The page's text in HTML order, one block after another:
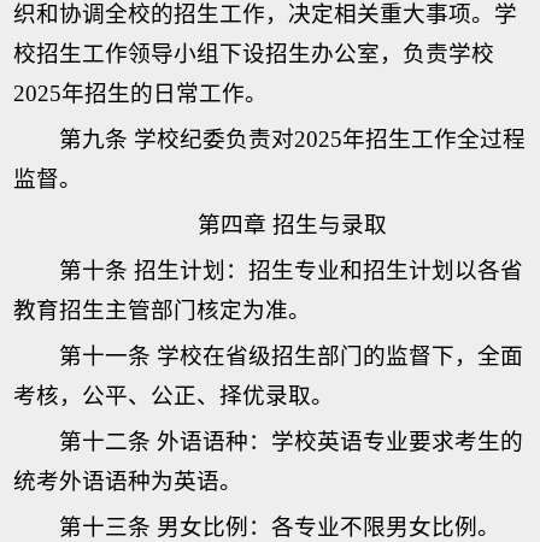
织和协调全校的招生工作，决定相关重大事项。学
校招生工作领导小组下设招生办公室，负责学校
2025年招生的日常工作。
第九条 学校纪委负责对2025年招生工作全过程
监督。
第四章 招生与录取
第十条 招生计划：招生专业和招生计划以各省
教育招生主管部门核定为准。
第十一条 学校在省级招生部门的监督下，全面
考核，公平、公正、择优录取。
第十二条 外语语种：学校英语专业要求考生的
统考外语语种为英语。
第十三条 男女比例：各专业不限男女比例。